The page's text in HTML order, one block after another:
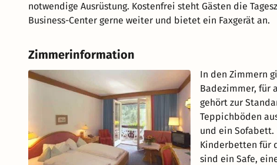
notwendige Ausrüstung. Kostenfrei steht Gästen die
Business-Center gerne weiter und bietet ein Faxgerät an.
Zimmerinformation
In den Zimmern
Badezimmer, für
gehört zur
Teppichböden
und ein Sofabett.
Kinderbetten für
sind ein Safe,